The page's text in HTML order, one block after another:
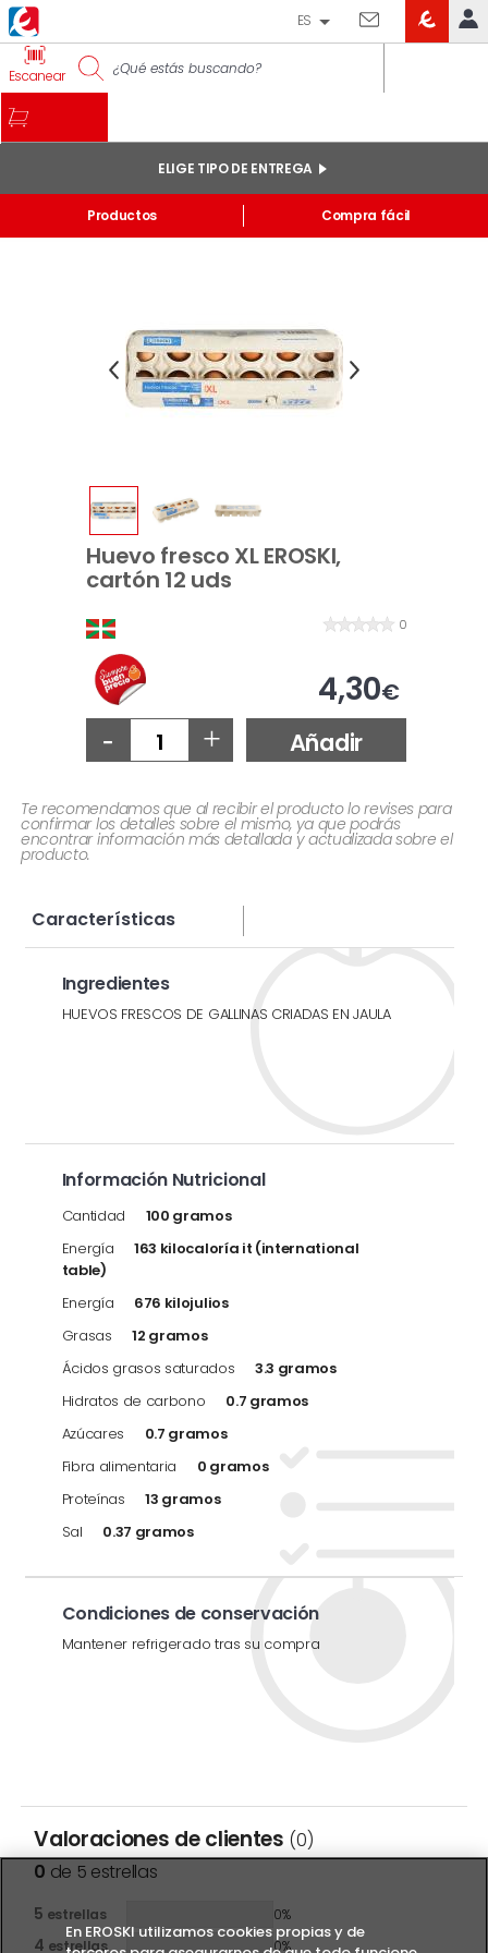
IDENTIFÍCATE
Pedidos online
Mis productos comprados en tienda y online
ES
Escanear
Productos
ELIGE TIPO DE ENTREGA
Compra fácil
Huevo fresco XL EROSKI,
cartón 12 uds
0
4,30€
- + Añadir
Te recomendamos que al recibir el producto lo revises para
confirmar los detalles sobre el mismo, ya que podrás
encontrar información más detallada y actualizada sobre el
producto.
Características
Ingredientes
HUEVOS FRESCOS DE GALLINAS CRIADAS EN JAULA
Información Nutricional
Cantidad
100 gramos
Energía
163 kilocaloría it (international
table)
Energía
676 kilojulios
Grasas
12 gramos
Ácidos grasos saturados
3.3 gramos
Hidratos de carbono
0.7 gramos
Azúcares
0.7 gramos
Fibra alimentaria
0 gramos
Proteínas
13 gramos
Sal
0.37 gramos
Condiciones de conservación
Mantener refrigerado tras su compra
Valoraciones de clientes (0)
0 de 5 estrellas
5 estrellas 0%
4 estrellas 0%
En EROSKI utilizamos cookies propias y de